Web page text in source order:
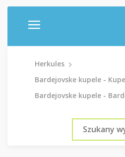
Herkules
Bardejovske kupele -
Bardejovske kupele -